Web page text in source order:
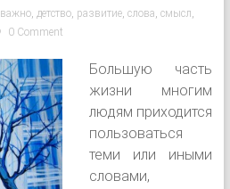
важно, детство, развитие, слова, смысл,
0 Comment
Большую часть
жизни многим
людям приходится
пользоваться
теми или иными
словами,